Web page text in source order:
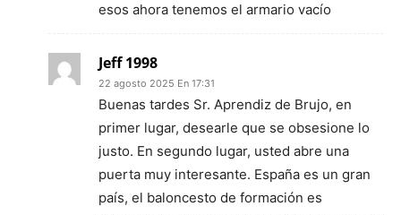
esos ahora tenemos el armario vacío
Jeff 1998
22 agosto 2025 En 17:31
Buenas tardes Sr. Aprendiz de Brujo, en
primer lugar, desearle que se obsesione lo
justo. En segundo lugar, usted abre una
puerta muy interesante. España es un gran
país, el baloncesto de formación es